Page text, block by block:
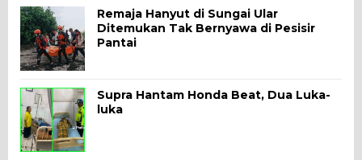
Remaja Hanyut di Sungai Ular
Ditemukan Tak Bernyawa di Pesisir
Pantai
Supra Hantam Honda Beat, Dua Luka-
luka